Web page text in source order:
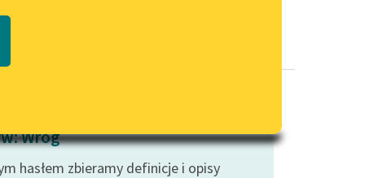
PDF
wrażliwych
Deklaracja dostępności
Wróg
hasłem zbieramy definicje i opisy